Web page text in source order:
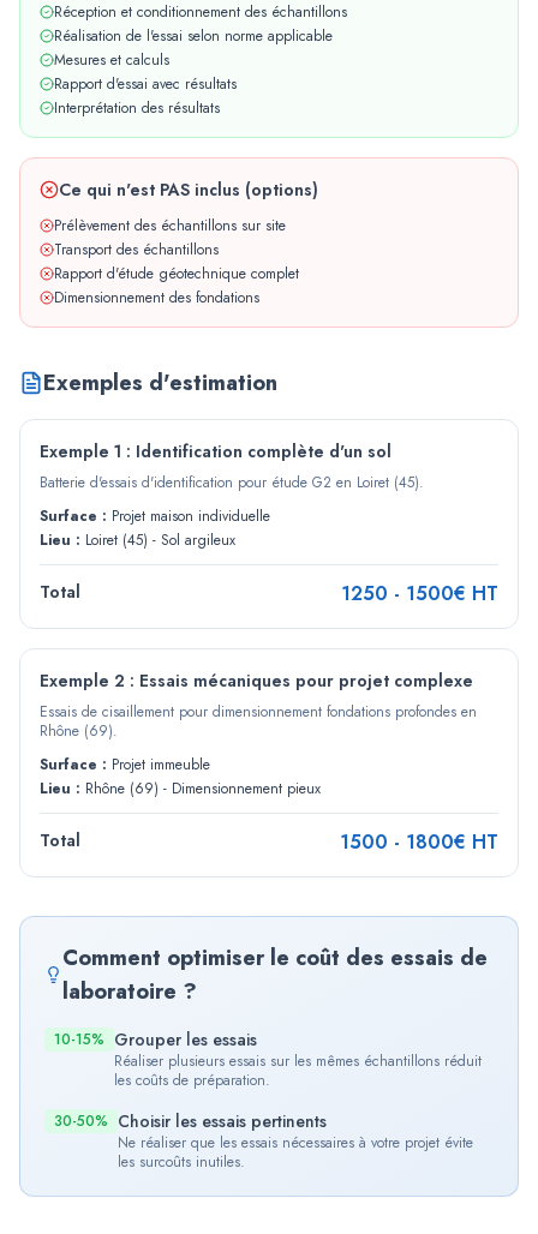
Réception et conditionnement des échantillons
Réalisation de l'essai selon norme applicable
Mesures et calculs
Rapport d'essai avec résultats
Interprétation des résultats
Ce qui n'est PAS inclus (options)
Prélèvement des échantillons sur site
Transport des échantillons
Rapport d'étude géotechnique complet
Dimensionnement des fondations
Exemples d'estimation
Exemple 1 : Identification complète d'un sol
Batterie d'essais d'identification pour étude G2 en Loiret (45).
Surface : Projet maison individuelle
Lieu : Loiret (45) - Sol argileux
Total 1250 - 1500€ HT
Exemple 2 : Essais mécaniques pour projet complexe
Essais de cisaillement pour dimensionnement fondations profondes en
Rhône (69).
Surface : Projet immeuble
Lieu : Rhône (69) - Dimensionnement pieux
Total 1500 - 1800€ HT
Comment optimiser le coût des essais de
laboratoire ?
10-15% Grouper les essais
Réaliser plusieurs essais sur les mêmes échantillons réduit
les coûts de préparation.
30-50% Choisir les essais pertinents
Ne réaliser que les essais nécessaires à votre projet évite
les surcoûts inutiles.